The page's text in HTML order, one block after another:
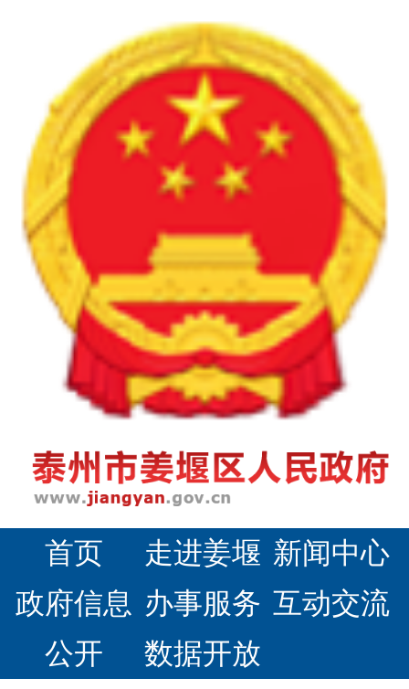
首页 走进姜堰 新闻中心
政府信息
公开
办事服务 互动交流
数据开放